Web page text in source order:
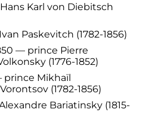
Karl von Diebitsch
Paskevitch (1782-1856)
— prince Pierre
(1776-1852)
Mikhaïl
(1782-1856)
Bariatinsky (1815-